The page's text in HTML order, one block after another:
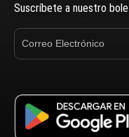
Suscríbete a nuestro